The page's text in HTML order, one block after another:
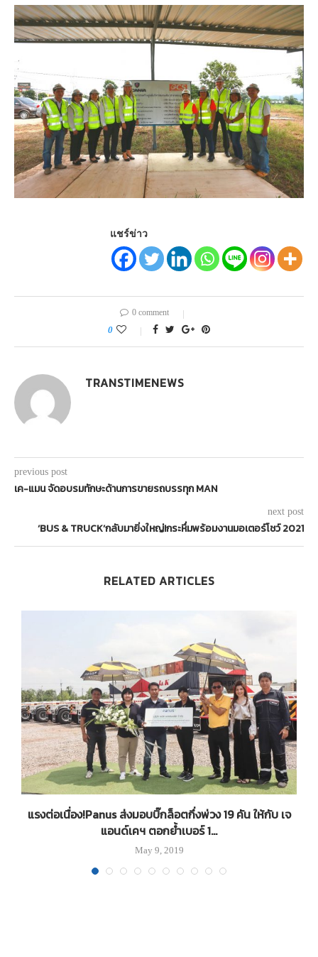
แชร์ข่าว
0 comment
0
TRANSTIMENEWS
previous post
เค-แมน จัดอบรมทักษะด้านการขายรถบรรทุก MAN
next post
‘BUS & TRUCK’กลับมายิ่งใหญ่!กระหึ่มพร้อมงานมอเตอร์โชว์ 2021
RELATED ARTICLES
แรงต่อเนื่อง!Panus ส่งมอบบิ๊กล็อตกึ่งพ่วง 19 คัน ให้กับ เจ
แอนด์เคฯ ตอกย้ำเบอร์ 1...
May 9, 2019